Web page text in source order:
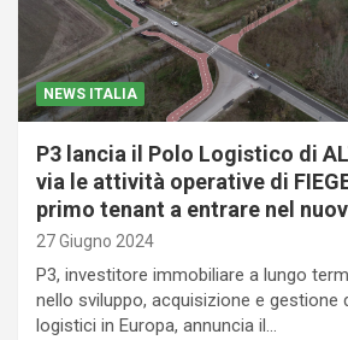
NEWS ITALIA
P3 lancia il Polo Logistico di
via le attività operative di
primo tenant a entrare nel
27 Giugno 2024
P3, investitore immobiliare a lungo
nello sviluppo, acquisizione e gestione
logistici in Europa, annuncia il…